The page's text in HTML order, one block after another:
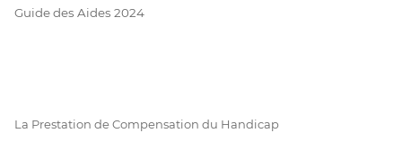
Guide des Aides 2024
La Prestation de Compensation du Handicap